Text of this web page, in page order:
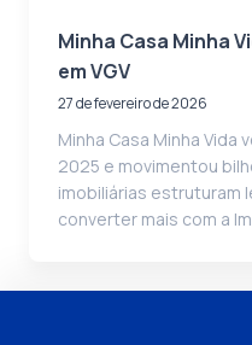
Minha Casa Minha
em VGV
27 de fevereiro de 2026
Minha Casa Minha Vida
2025 e movimentou
imobiliárias estruturam
converter mais com a